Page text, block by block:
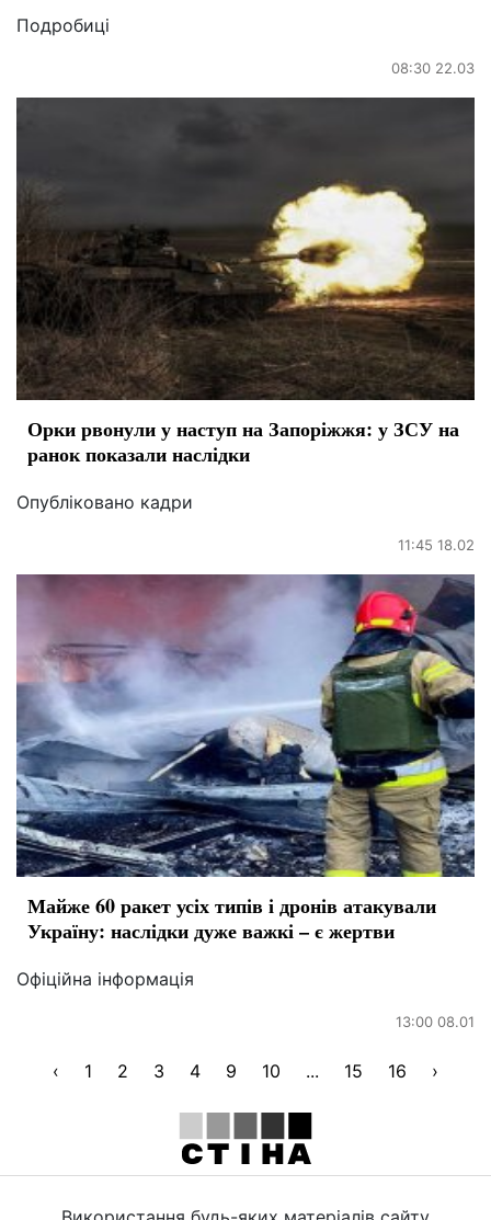
Подробиці
08:30 22.03
Орки рвонули у наступ на Запоріжжя: у ЗСУ на
ранок показали наслідки
Опубліковано кадри
11:45 18.02
Майже 60 ракет усіх типів і дронів атакували
Україну: наслідки дуже важкі – є жертви
Офіційна інформація
13:00 08.01
‹ 1 2 3 4 9 10 ... 15 16 ›